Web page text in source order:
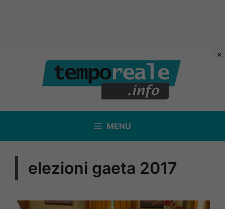
contenuto
MENU
elezioni gaeta 2017